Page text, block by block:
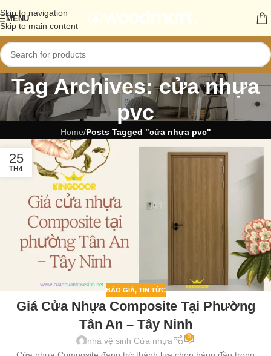
Skip to navigation
Skip to main content
MENU
Tag Archives: cửa nhựa
pvc
Home/Posts Tagged "cửa nhựa pvc"
25
TH4
BÁO GIÁ, TIN TỨC
Giá Cửa Nhựa Composite Tại Phường
Tân An – Tây Ninh
nhà vệ sinh Cửa nhựa 0